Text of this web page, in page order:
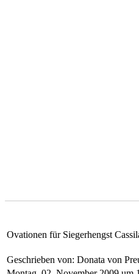
Ovationen für Siegerhengst
Geschrieben von: Donata von